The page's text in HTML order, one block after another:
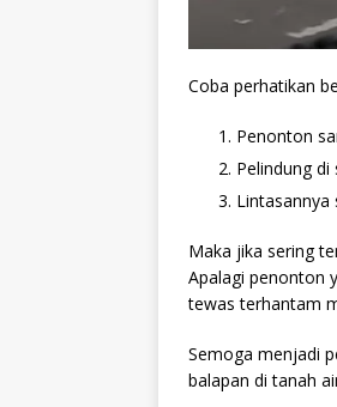
Coba perhatikan
Penonton
Pelindung
Lintasannya
Maka jika sering
Apalagi penonton
tewas terhantam
Semoga menjadi
balapan di tanah